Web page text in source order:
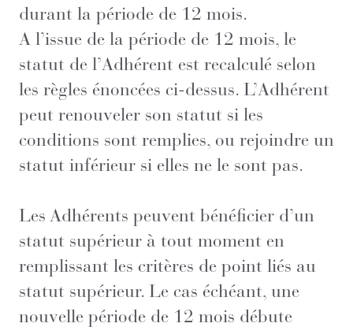
durant la période de 12 mois.
A l’issue de la période de 12 mois, le
statut de l’Adhérent est recalculé selon
les règles énoncées ci-dessus. L’Adhérent
peut renouveler son statut si les
conditions sont remplies, ou rejoindre un
statut inférieur si elles ne le sont pas.
Les Adhérents peuvent bénéficier d’un
statut supérieur à tout moment en
remplissant les critères de point liés au
statut supérieur. Le cas échéant, une
nouvelle période de 12 mois débute